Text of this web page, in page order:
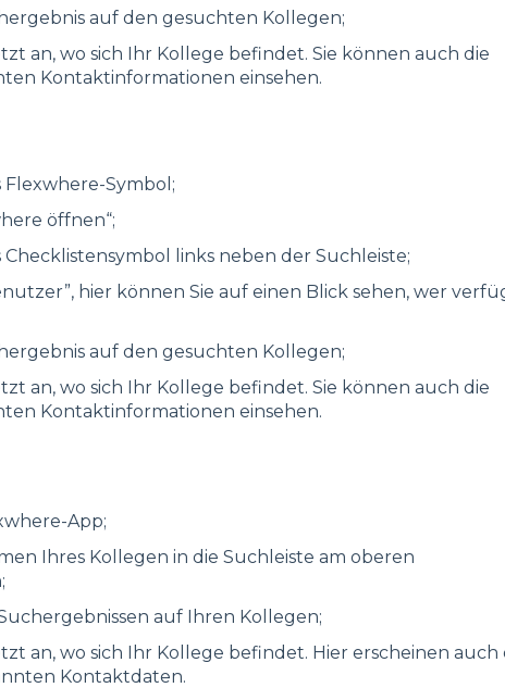
auf den gesuchten Kollegen;
an, wo sich Ihr Kollege befindet. Sie können auch die
Kontaktinformationen einsehen.
Flexwhere-Symbol;
öffnen“;
Checklistensymbol links neben der Suchleiste;
hier können Sie auf einen Blick sehen, wer
auf den gesuchten Kollegen;
an, wo sich Ihr Kollege befindet. Sie können auch die
Kontaktinformationen einsehen.
App;
Ihres Kollegen in die Suchleiste am oberen
auf Ihren Kollegen;
an, wo sich Ihr Kollege befindet. Hier erscheinen auch
Kontaktdaten.